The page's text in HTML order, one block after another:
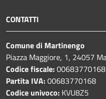
CONTATTI
Comune di Martinengo
Piazza Maggiore, 1, 24057
Codice fiscale:00683770168
Partita IVA:00683770168
Codice univoco: KVU8Z5